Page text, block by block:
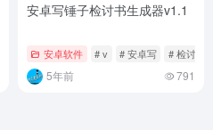
安卓写锤子检讨书生成器v1.1
安卓软件 # v # 安卓写 # 检讨书
5年前 791